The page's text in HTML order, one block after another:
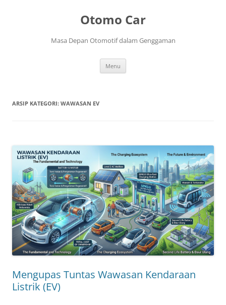
Otomo Car
Masa Depan Otomotif dalam Genggaman
Menu
ARSIP KATEGORI: WAWASAN EV
Mengupas Tuntas Wawasan Kendaraan
Listrik (EV)